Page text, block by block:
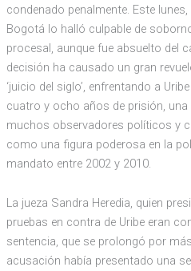
condenado penalmente. Este
Bogotá lo halló culpable de
procesal, aunque fue absuelto del
decisión ha causado un gran
‘juicio del siglo’, enfrentando a
cuatro y ocho años de prisión,
muchos observadores políticos y
como una figura poderosa en la
mandato entre 2002 y 2010.
La jueza Sandra Heredia, quien
pruebas en contra de Uribe eran
sentencia, que se prolongó por
acusación había presentado una